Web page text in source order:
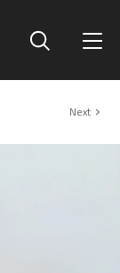
Next